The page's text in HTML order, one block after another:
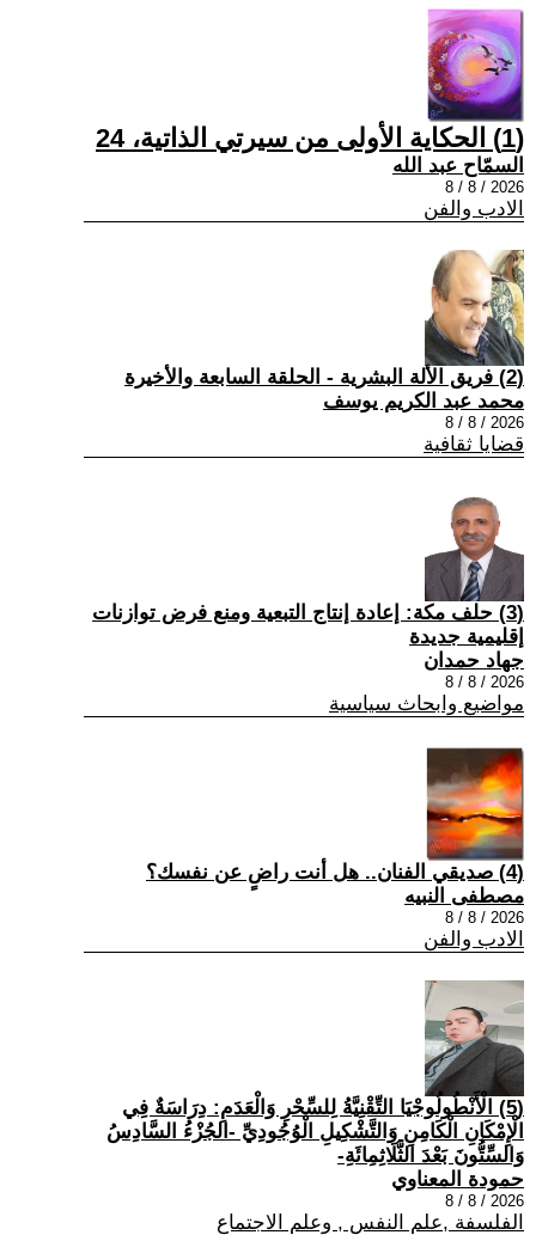
(1) الحكاية الأولى من سيرتي الذاتية، 24
السمّاح عبد الله
2026 / 8 / 8
الادب والفن
(2) فريق الألة البشرية - الحلقة السابعة والأخيرة
محمد عبد الكريم يوسف
2026 / 8 / 8
قضايا ثقافية
(3) حلف مكة: إعادة إنتاج التبعية ومنع فرض توازنات
إقليمية جديدة
جهاد حمدان
2026 / 8 / 8
مواضيع وابحاث سياسية
(4) صديقي الفنان.. هل أنت راضٍ عن نفسك؟
مصطفى النبيه
2026 / 8 / 8
الادب والفن
(5) الْأَنْطُولُوجْيَا التِّقْنِيَّةُ لِلسِّحْرِ وَالْعَدَمِ: دِرَاسَةٌ فِي
الْإِمْكَانِ الْكَامِنِ وَالتَّشْكِيلِ الْوُجُودِيِّ -الجُزْءُ السَّادِسُ
وَالسِّتُّونَ بَعْدَ الثَّلَاثِمِائَةِ-
حمودة المعناوي
2026 / 8 / 8
الفلسفة ,علم النفس , وعلم الاجتماع